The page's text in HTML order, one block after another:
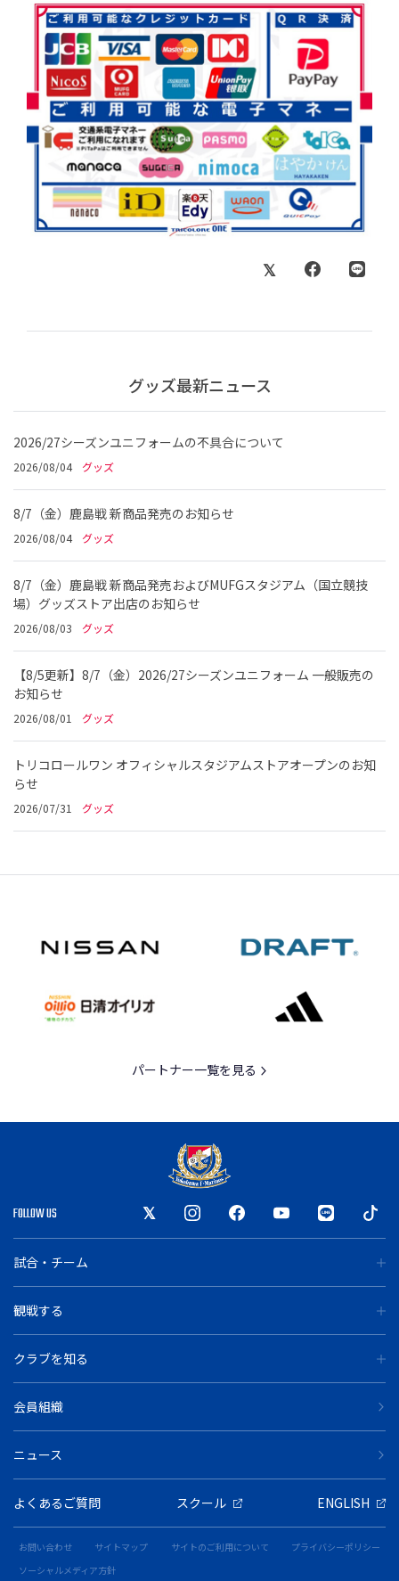
グッズ最新ニュース
2026/27シーズンユニフォームの不具合について
2026/08/04 グッズ
8/7（金）鹿島戦 新商品発売のお知らせ
2026/08/04 グッズ
8/7（金）鹿島戦 新商品発売およびMUFGスタジアム（国立競技
場）グッズストア出店のお知らせ
2026/08/03 グッズ
【8/5更新】8/7（金）2026/27シーズンユニフォーム 一般販売の
お知らせ
2026/08/01 グッズ
トリコロールワン オフィシャルスタジアムストアオープンのお知
らせ
2026/07/31 グッズ
パートナー一覧を見る
FOLLOW US
試合・チーム
観戦する
クラブを知る
会員組織
ニュース
よくあるご質問 スクール ENGLISH
お問い合わせ サイトマップ サイトのご利用について
プライバシーポリシー
ソーシャルメディア方針